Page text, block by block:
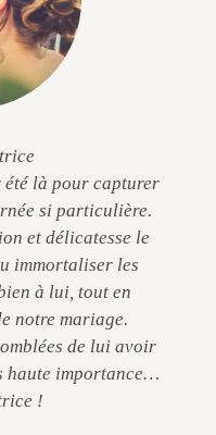
été là pour capturer
si particulière.
et délicatesse le
immortaliser les
à lui, tout en
notre mariage.
de lui avoir
haute importance…
!